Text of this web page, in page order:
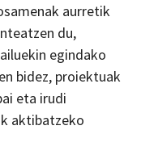
aurretik
du,
egindako
bidez, proiektuak
eta irudi
aktibatzeko